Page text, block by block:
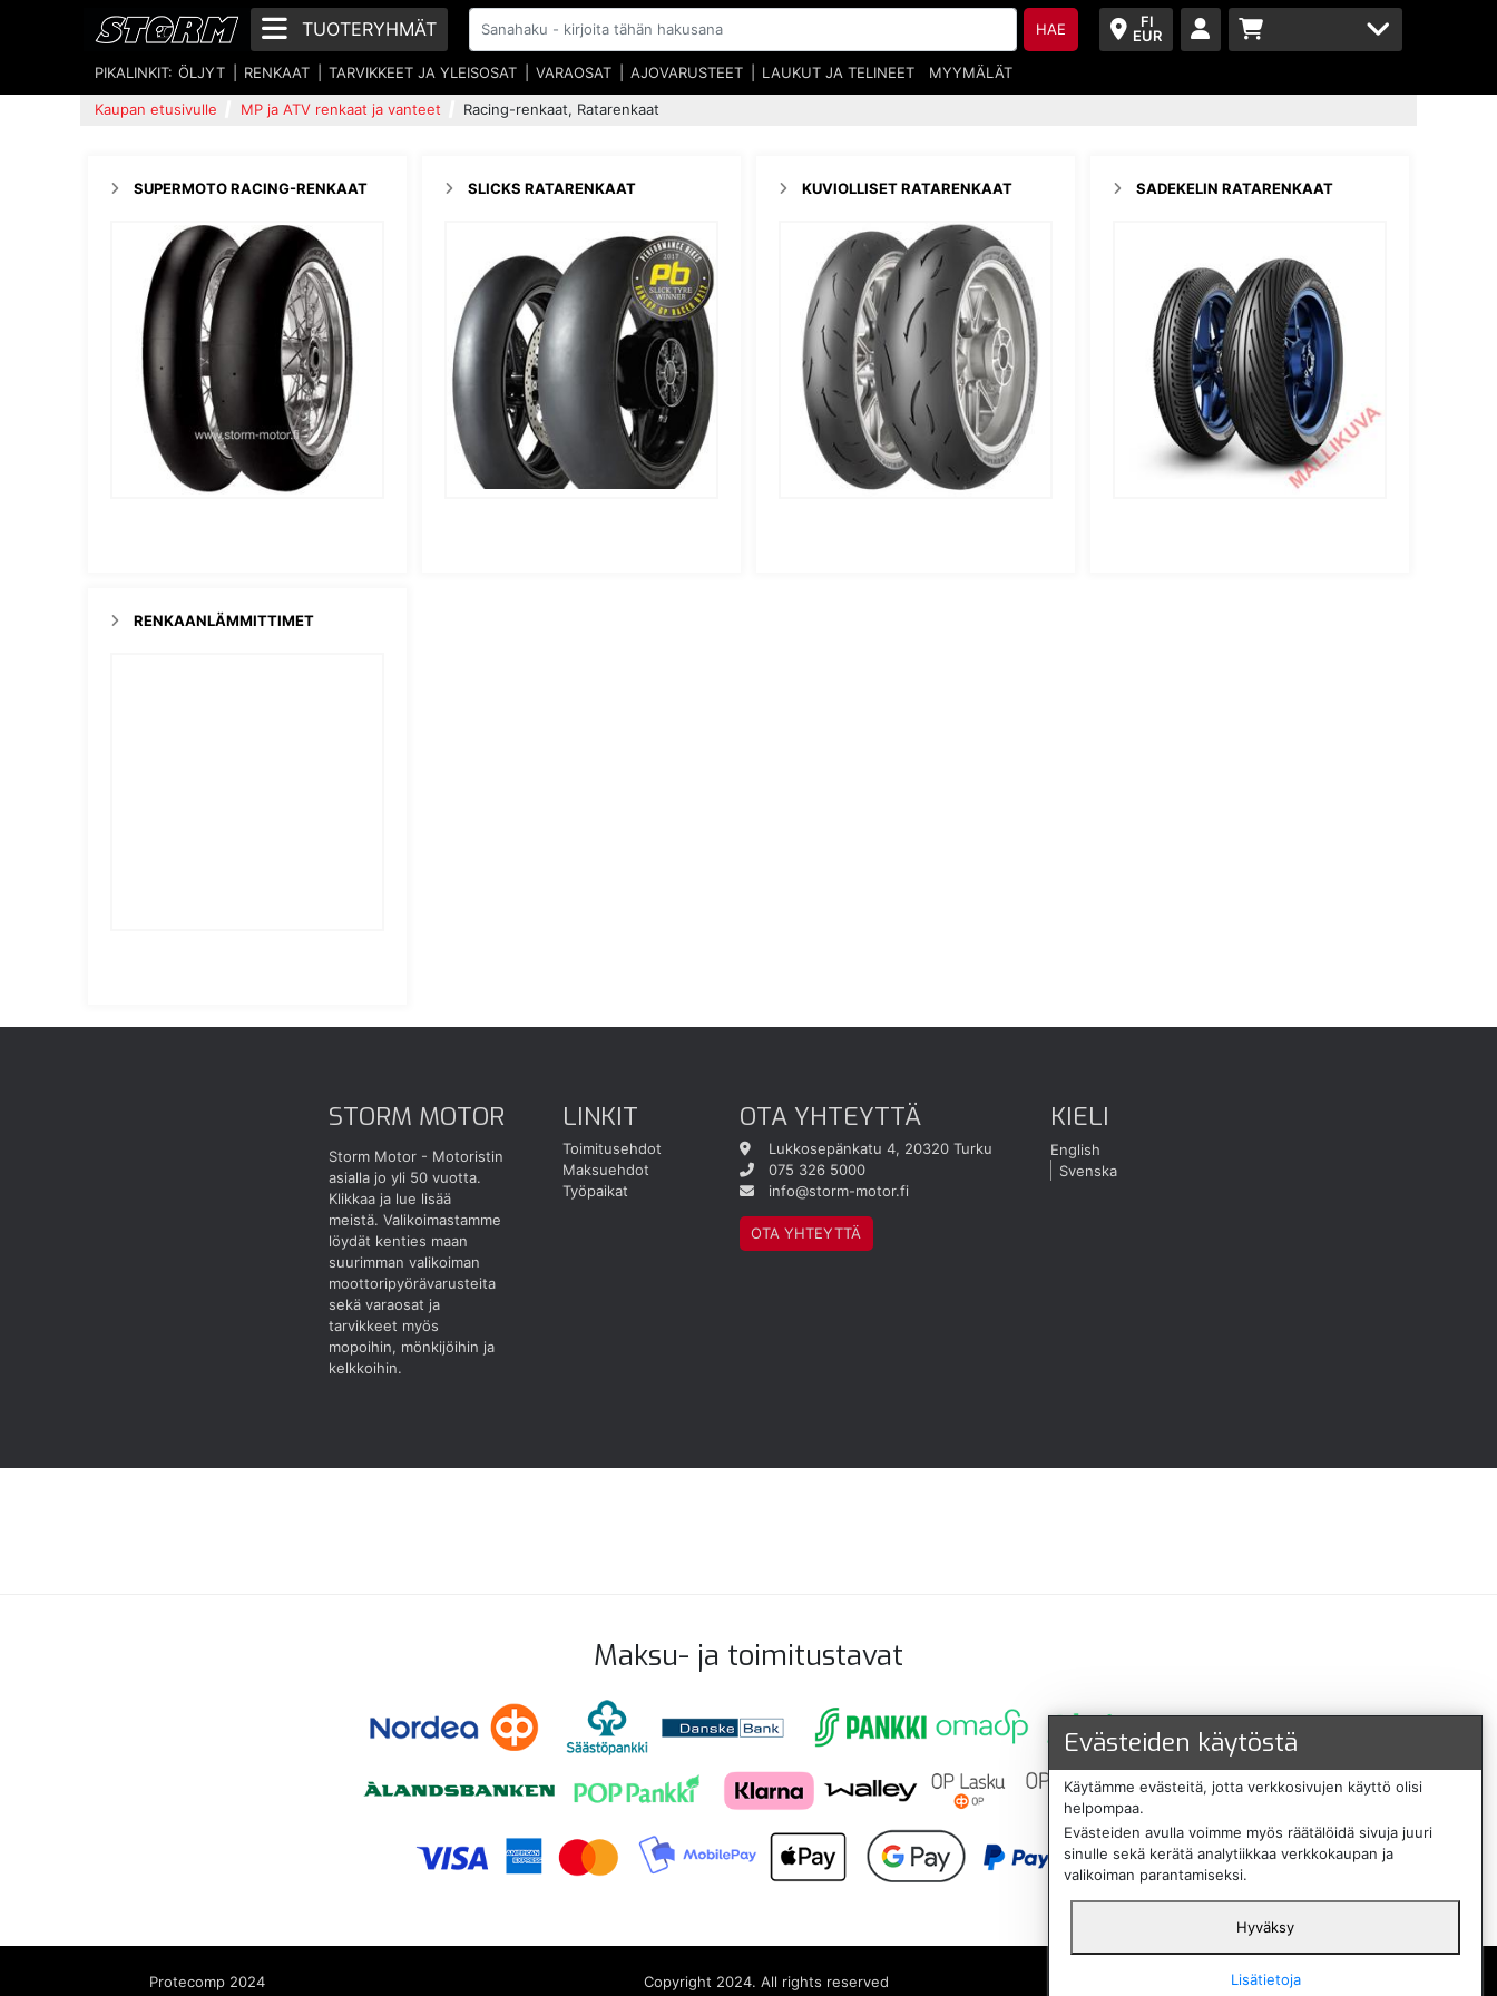
FI
EUR
TUOTERYHMÄT HAE
PIKALINKIT: ÖLJYT RENKAAT TARVIKKEET JA YLEISOSAT VARAOSAT AJOVARUSTEET LAUKUT JA TELINEET MYYMÄLÄT
Kaupan etusivulle MP ja ATV renkaat ja vanteet Racing-renkaat, Ratarenkaat
SUPERMOTO RACING-RENKAAT SLICKS RATARENKAAT KUVIOLLISET RATARENKAAT SADEKELIN RATARENKAAT
RENKAANLÄMMITTIMET
STORM MOTOR
Storm Motor - Motoristin
asialla jo yli 50 vuotta.
Klikkaa ja lue lisää
meistä. Valikoimastamme
löydät kenties maan
suurimman valikoiman
moottoripyörävarusteita
sekä varaosat ja
tarvikkeet myös
mopoihin, mönkijöihin ja
kelkkoihin.
LINKIT
Toimitusehdot
Maksuehdot
Työpaikat
OTA YHTEYTTÄ
Lukkosepänkatu 4, 20320 Turku
075 326 5000
info@storm-motor.fi
OTA YHTEYTTÄ
KIELI
English
Svenska
Maksu- ja toimitustavat
Protecomp 2024 Copyright 2024. All rights reserved
Svenska
Evästeiden käytöstä
Käytämme evästeitä, jotta verkkosivujen käyttö olisi
helpompaa.
Evästeiden avulla voimme myös räätälöidä sivuja juuri
sinulle sekä kerätä analytiikkaa verkkokaupan ja
valikoiman parantamiseksi.
Hyväksy
Lisätietoja